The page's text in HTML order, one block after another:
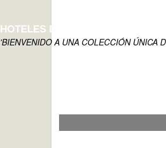
HOTELES DE ENSUEÑO DEL
'BIENVENIDO A UNA COLECCIÓN ÚNICA